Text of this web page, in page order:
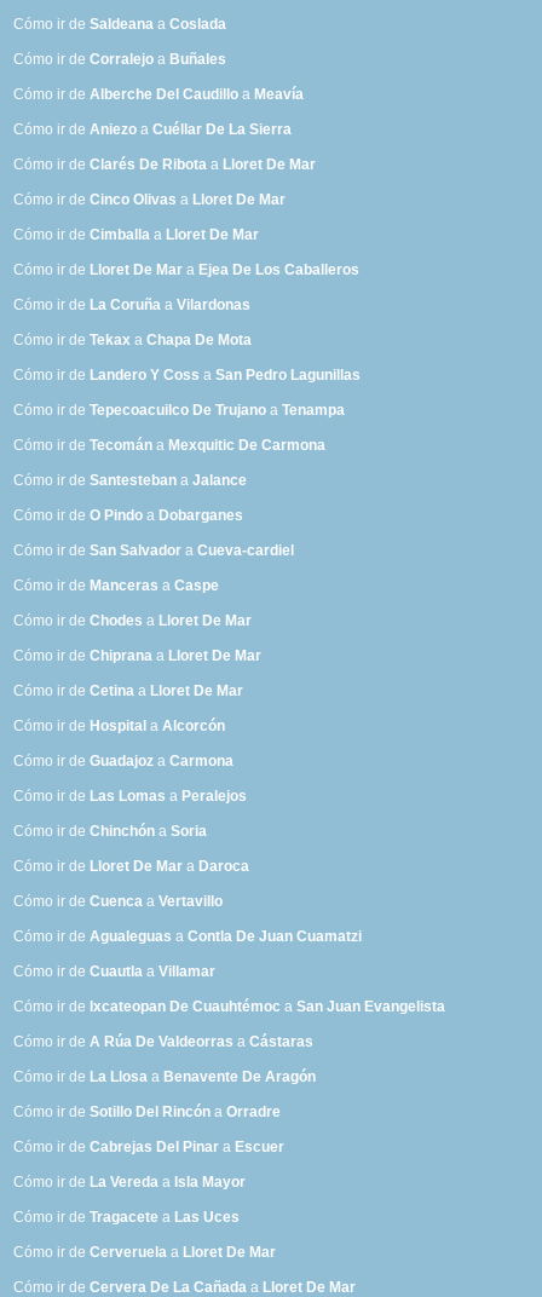
Cómo ir deSaldeana aCoslada
Cómo ir deCorralejo a Buñales
Cómo ir deAlberche Del Caudillo a Meavía
Cómo ir deAniezo aCuéllar De La Sierra
Cómo ir deClarés De Ribota a Lloret De Mar
Cómo ir deCinco Olivas a Lloret De Mar
Cómo ir deCimballa a Lloret De Mar
Cómo ir de Lloret De Mar a Ejea De Los Caballeros
Cómo ir de La Coruña aVilardonas
Cómo ir deTekax aChapa De Mota
Cómo ir de Landero Y Coss aSan Pedro Lagunillas
Cómo ir deTepecoacuilco De Trujano aTenampa
Cómo ir deTecomán a Mexquitic De Carmona
Cómo ir deSantesteban aJalance
Cómo ir deO Pindo a Dobarganes
Cómo ir deSan Salvador aCueva-cardiel
Cómo ir de Manceras aCaspe
Cómo ir deChodes a Lloret De Mar
Cómo ir deChiprana a Lloret De Mar
Cómo ir deCetina a Lloret De Mar
Cómo ir de Hospital aAlcorcón
Cómo ir deGuadajoz aCarmona
Cómo ir de Las Lomas a Peralejos
Cómo ir deChinchón aSoria
Cómo ir de Lloret De Mar a Daroca
Cómo ir deCuenca aVertavillo
Cómo ir deAgualeguas aContla De Juan Cuamatzi
Cómo ir deCuautla aVillamar
Cómo ir de Ixcateopan De Cuauhtémoc aSan Juan Evangelista
Cómo ir deA Rúa De Valdeorras aCástaras
Cómo ir de La Llosa a Benavente De Aragón
Cómo ir deSotillo Del Rincón aOrradre
Cómo ir deCabrejas Del Pinar a Escuer
Cómo ir de La Vereda a Isla Mayor
Cómo ir deTragacete a Las Uces
Cómo ir deCerveruela a Lloret De Mar
Cómo ir deCervera De La Cañada a Lloret De Mar